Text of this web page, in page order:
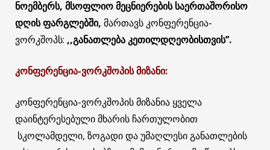
ნოემბერს, მსოფლიო მეცნიერების საერთაშორისო
დღის ფარგლებში, მართავს კონფერენცია-
ვორკშოპს: ,,განათლება კეთილდღეობისთვის’’.
კონფერენცია-ვორკშოპის მიზანი:
კონფერენცია-ვორკშოპის მიზანია ყველა
დაინტერესებული მხარის ჩართულობით
სკოლამდელი, ზოგადი და უმაღლესი განათლების